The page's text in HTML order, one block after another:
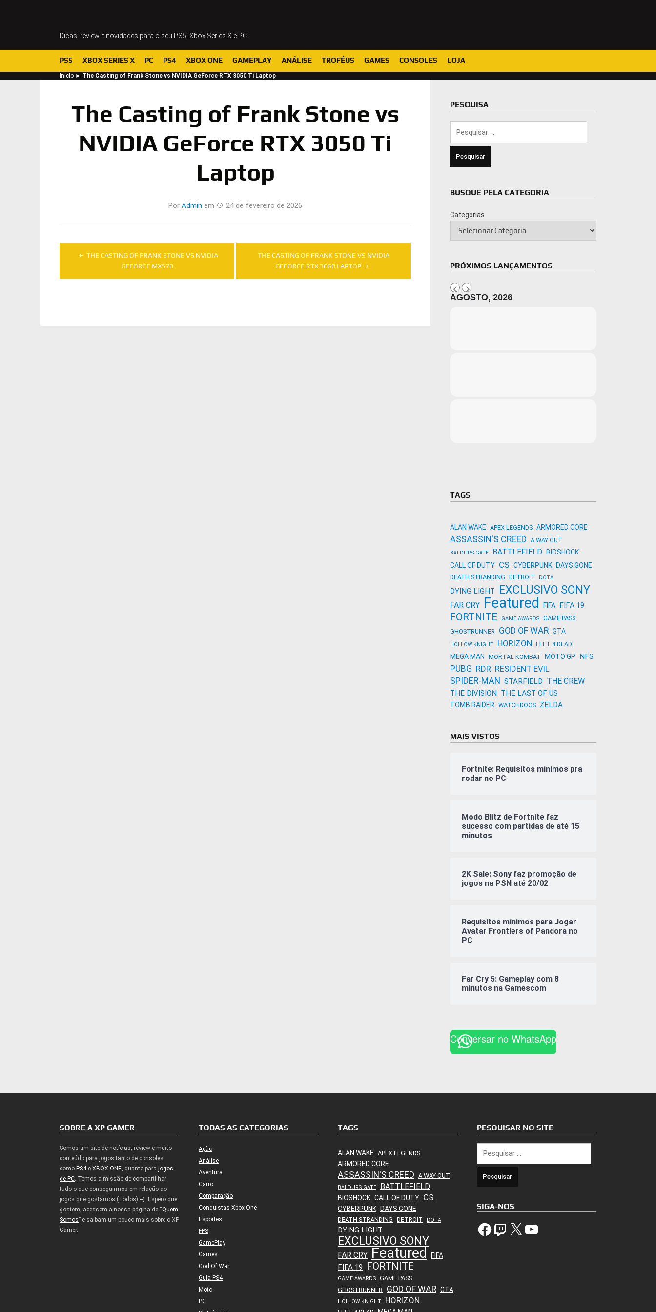
Dicas, review e novidades para o seu PS5, Xbox Series X e PC
PS5 XBOX SERIES X PC PS4 XBOX ONE GAMEPLAY ANÁLISE TROFÉUS GAMES CONSOLES LOJA
Início ► The Casting of Frank Stone vs NVIDIA GeForce RTX 3050 Ti Laptop
The Casting of Frank Stone vs
NVIDIA GeForce RTX 3050 Ti
Laptop
Por Admin em 24 de fevereiro de 2026
Navegação
THE CASTING OF FRANK STONE VS NVIDIA
GEFORCE MX570
THE CASTING OF FRANK STONE VS NVIDIA
GEFORCE RTX 3060 LAPTOP
PESQUISA
BUSQUE PELA CATEGORIA
Categorias
PRÓXIMOS LANÇAMENTOS
AGOSTO, 2026
TAGS
ALAN WAKE APEX LEGENDS ARMORED CORE
ASSASSIN'S CREED A WAY OUT
BALDURS GATE BATTLEFIELD
BIOSHOCK
CALL OF DUTY CS CYBERPUNK DAYS GONE
DEATH STRANDING DETROIT DOTA
DYING LIGHT EXCLUSIVO SONY
FAR CRY Featured FIFA FIFA 19
FORTNITE GAME AWARDS
GAME PASS
GHOSTRUNNER GOD OF WAR GTA
HOLLOW KNIGHT HORIZON LEFT 4 DEAD
MEGA MAN MORTAL KOMBAT MOTO GP NFS
PUBG RDR RESIDENT EVIL
SPIDER-MAN STARFIELD THE CREW
THE DIVISION THE LAST OF US
TOMB RAIDER WATCHDOGS ZELDA
MAIS VISTOS
Fortnite: Requisitos mínimos pra
rodar no PC
Modo Blitz de Fortnite faz
sucesso com partidas de até 15
minutos
2K Sale: Sony faz promoção de
jogos na PSN até 20/02
Requisitos mínimos para Jogar
Avatar Frontiers of Pandora no
PC
Far Cry 5: Gameplay com 8
minutos na Gamescom
Conversar no WhatsApp
SOBRE A XP GAMER
Somos um site de notícias, review e muito
conteúdo para jogos tanto de consoles
como PS4e XBOX ONE, quanto para jogos
de PC. Temos a missão de compartilhar
tudo o que conseguirmos em relação ao
jogos que gostamos (Todos) =). Espero que
gostem, acessem a nossa página de “Quem
Somos” e saibam um pouco mais sobre o XP
Gamer.
TODAS AS CATEGORIAS
Ação
Análise
Aventura
Carro
Comparação
Conquistas Xbox One
Esportes
FPS
GamePlay
Games
God Of War
Guia PS4
Moto
PC
TAGS
ALAN WAKE APEX LEGENDS
ARMORED CORE
ASSASSIN'S CREED A WAY OUT
BALDURS GATE BATTLEFIELD
BIOSHOCK CALL OF DUTY CS
CYBERPUNK DAYS GONE
DEATH STRANDING DETROIT DOTA
DYING LIGHT
EXCLUSIVO SONY
FAR CRY Featured FIFA
FIFA 19 FORTNITE
GAME AWARDS
GAME PASS
GHOSTRUNNER GOD OF WAR GTA
HOLLOW KNIGHT HORIZON
PESQUISAR NO SITE
por:
SIGA-NOS
FacebookTwitch X YouTube